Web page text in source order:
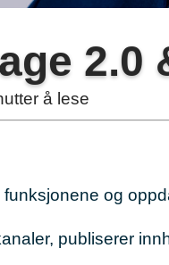
2.0
å lese
og
publiserer